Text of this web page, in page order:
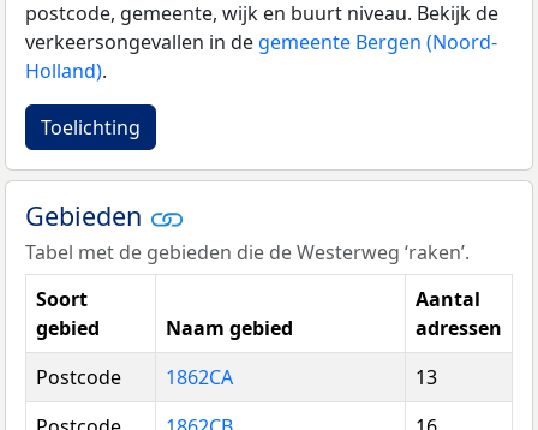
postcode, gemeente, wijk en buurt niveau. Bekijk de
verkeersongevallen in de gemeente Bergen (Noord-
Holland).
Toelichting
Gebieden
Tabel met de gebieden die de Westerweg ‘raken’.
Soort
gebied
Naam gebied
Aantal
adressen
Postcode
1862CA
13